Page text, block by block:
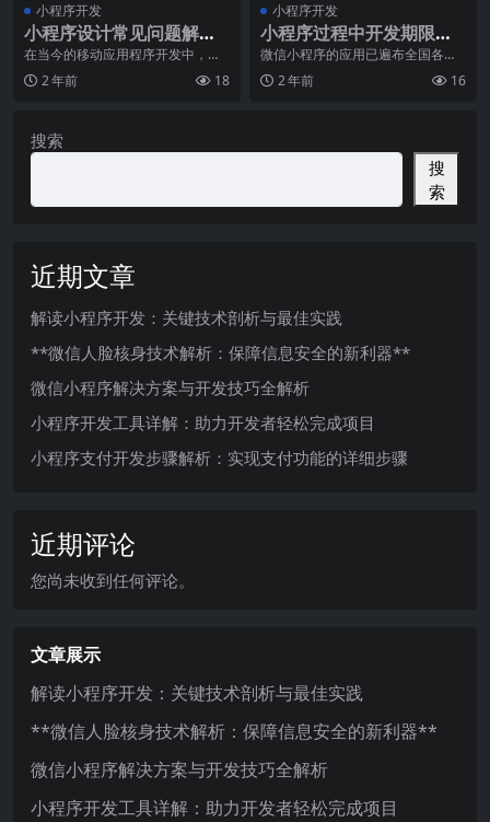
小程序开发
小程序设计常见问题解
析：让你的小程序更出色
在当今的移动应用程序开发中，小
程序成为了一种重要的方式来提供
服务和吸引用户。尽管
2 年前 18
小程序开发
小程序过程中开发期限的
差异有哪些要素影响
微信小程序的应用已遍布全国各
地，而且各种各样互联网公司也在
构建微信小程序以搭建各
2 年前 16
搜索
搜
索
近期文章
解读小程序开发：关键技术剖析与最佳实践
**微信人脸核身技术解析：保障信息安全的新利器**
微信小程序解决方案与开发技巧全解析
小程序开发工具详解：助力开发者轻松完成项目
小程序支付开发步骤解析：实现支付功能的详细步骤
近期评论
您尚未收到任何评论。
文章展示
解读小程序开发：关键技术剖析与最佳实践
**微信人脸核身技术解析：保障信息安全的新利器**
微信小程序解决方案与开发技巧全解析
小程序开发工具详解：助力开发者轻松完成项目